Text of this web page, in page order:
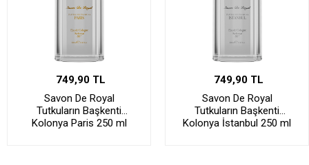
749,90 TL
Savon De Royal
Tutkuların Başkenti
Kolonya Paris 250 ml
749,90 TL
Savon De Royal
Tutkuların Başkenti
Kolonya İstanbul 250 ml